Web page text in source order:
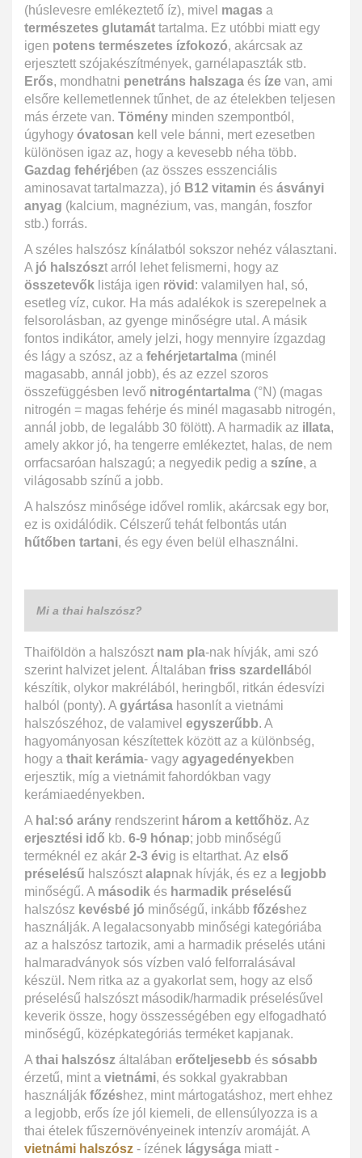
(húslevesre emlékeztető íz), mivel magas a
természetes glutamát tartalma. Ez utóbbi miatt egy
igen potens természetes ízfokozó, akárcsak az
erjesztett szójakészítmények, garnélapaszták stb.
Erős, mondhatni penetráns halszaga és íze van, ami
elsőre kellemetlennek tűnhet, de az ételekben teljesen
más érzete van. Tömény minden szempontból,
úgyhogy óvatosan kell vele bánni, mert ezesetben
különösen igaz az, hogy a kevesebb néha több.
Gazdag fehérjében (az összes esszenciális
aminosavat tartalmazza), jó B12 vitamin és ásványi
anyag (kalcium, magnézium, vas, mangán, foszfor
stb.) forrás.
A széles halszósz kínálatból sokszor nehéz választani.
A jó halszószt arról lehet felismerni, hogy az
összetevők listája igen rövid : valamilyen hal, só,
esetleg víz, cukor. Ha más adalékok is szerepelnek a
felsorolásban, az gyenge minőségre utal. A másik
fontos indikátor, amely jelzi, hogy mennyire ízgazdag
és lágy a szósz, az a fehérjetartalma (minél
magasabb, annál jobb), és az ezzel szoros
összefüggésben levő nitrogéntartalma (°N) (magas
nitrogén = magas fehérje és minél magasabb nitrogén,
annál jobb, de legalább 30 fölött). A harmadik az illata,
amely akkor jó, ha tengerre emlékeztet, halas, de nem
orrfacsaróan halszagú; a negyedik pedig a színe, a
világosabb színű a jobb.
A halszósz minősége idővel romlik, akárcsak egy bor,
ez is oxidálódik. Célszerű tehát felbontás után
hűtőben tartani, és egy éven belül elhasználni.
Mi a thai halszósz?
Thaiföldön a halszószt nam pla-nak hívják, ami szó
szerint halvizet jelent. Általában friss szardellából
készítik, olykor makrélából, heringből, ritkán édesvízi
halból (ponty). A gyártása hasonlít a vietnámi
halszószéhoz, de valamivel egyszerűbb. A
hagyományosan készítettek között az a különbség,
hogy a thait kerámia- vagy agyagedényekben
erjesztik, míg a vietnámit fahordókban vagy
kerámiaedényekben.
A hal:só arány rendszerint három a kettőhöz. Az
erjesztési idő kb. 6-9 hónap; jobb minőségű
terméknél ez akár 2-3 évig is eltarthat. Az első
préselésű halszószt alapnak hívják, és ez a legjobb
minőségű. A második és harmadik préselésű
halszósz kevésbé jó minőségű, inkább főzéshez
használják. A legalacsonyabb minőségi kategóriába
az a halszósz tartozik, ami a harmadik préselés utáni
halmaradványok sós vízben való felforralásával
készül. Nem ritka az a gyakorlat sem, hogy az első
préselésű halszószt második/harmadik préselésűvel
keverik össze, hogy összességében egy elfogadható
minőségű, középkategóriás terméket kapjanak.
A thai halszósz általában erőteljesebb és sósabb
érzetű, mint a vietnámi, és sokkal gyakrabban
használják főzéshez, mint mártogatáshoz, mert ehhez
a legjobb, erős íze jól kiemeli, de ellensúlyozza is a
thai ételek fűszernövényeinek intenzív aromáját. A
vietnámi halszósz - ízének lágysága miatt -